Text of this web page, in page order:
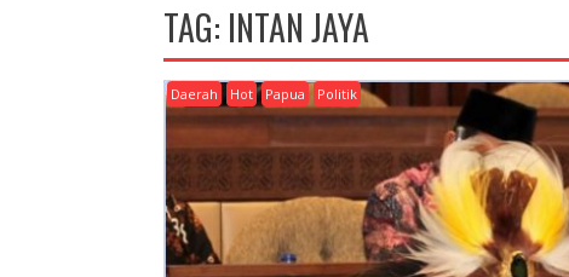
TAG: INTAN JAYA
Daerah Hot Papua Politik